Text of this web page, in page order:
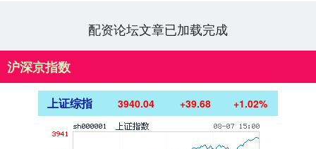
配资论坛文章已加载完成
沪深京指数
上证综指 3940.04 +39.68 +1.02%